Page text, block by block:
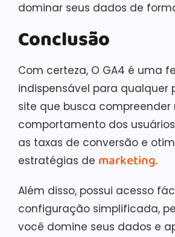
dominar seus dados de
Conclusão
Com certeza, O GA4 é uma
indispensável para qualquer
site que busca compreender
comportamento dos
as taxas de conversão e
estratégias de marketing.
Além disso, possui acesso
configuração simplificada,
você domine seus dados e